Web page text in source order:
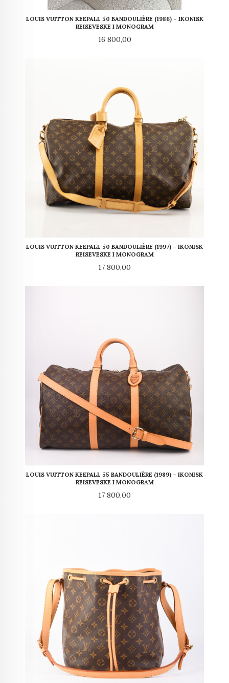
LOUIS VUITTON KEEPALL 50 BANDOULIÈRE (1986) – IKONISK
REISEVESKE I MONOGRAM
Pris
16 800,00
LOUIS VUITTON KEEPALL 50 BANDOULIÈRE (1997) – IKONISK
REISEVESKE I MONOGRAM
Pris
17 800,00
LOUIS VUITTON KEEPALL 55 BANDOULIÈRE (1989) – IKONISK
REISEVESKE I MONOGRAM
Pris
17 800,00